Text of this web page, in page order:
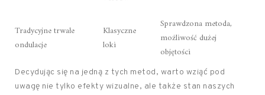
Tradycyjne trwałe
ondulacje
Klasyczne
loki
Sprawdzona metoda,
możliwość dużej
objętości
Decydując się na jedną z tych metod, warto wziąć pod
uwagę nie tylko efekty wizualne, ale także stan naszych